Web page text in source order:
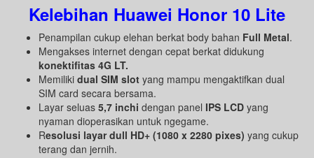
Kelebihan Huawei Honor 10 Lite
Penampilan cukup elehan berkat body bahan Full Metal.
Mengakses internet dengan cepat berkat didukung
konektifitas 4G LT.
Memiliki dual SIM slot yang mampu mengaktifkan dual
SIM card secara bersama.
Layar seluas 5,7 inchi dengan panel IPS LCD yang
nyaman dioperasikan untuk ngegame.
Resolusi layar dull HD+ (1080 x 2280 pixes) yang cukup
terang dan jernih.